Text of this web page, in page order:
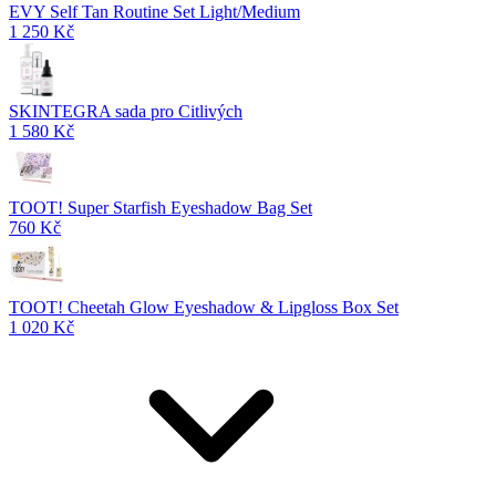
EVY Self Tan Routine Set Light/Medium
1 250 Kč
SKINTEGRA sada pro Citlivých
1 580 Kč
TOOT! Super Starfish Eyeshadow Bag Set
760 Kč
TOOT! Cheetah Glow Eyeshadow & Lipgloss Box Set
1 020 Kč